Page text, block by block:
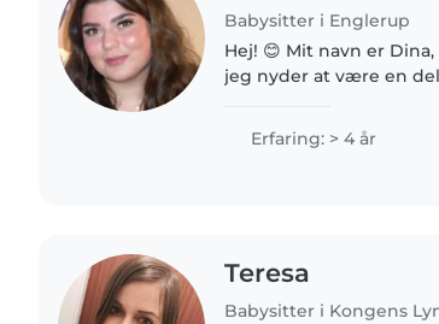
Babysitter i Englerup
Hej! 😊 Mit navn er Dina, og jeg elsker at babysitte, fordi
jeg nyder at være en
givende..
Erfaring: > 4 år
Teresa
Babysitter i Kongens